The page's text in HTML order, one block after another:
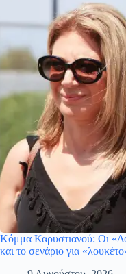
Κόμμα Καρυστιανού: Οι
και το σενάριο για